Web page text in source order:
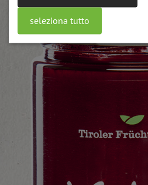
seleziona tutto